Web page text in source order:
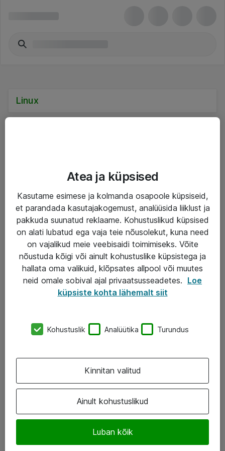
Linux
IT taristu
Haldusteenused
Garantii
Turva- ja nõrkvoolulahendused
AS ATEA
Atea kontaktid
Jälgi meid
LinkedIn
Atea ja küpsised
Kasutame esimese ja kolmanda osapoole küpsiseid,
et parandada kasutajakogemust, analüüsida liiklust ja
pakkuda suunatud reklaame. Kohustuslikud küpsised
on alati lubatud ega vaja teie nõusolekut, kuna need
on vajalikud meie veebisaidi toimimiseks. Võite
nõustuda kõigi või ainult kohustuslike küpsistega ja
hallata oma valikuid, klõpsates allpool või muutes
neid omale sobival ajal privaatsusseadetes. Loe
küpsiste kohta lähemalt siit
Kohustuslik Analüütika Turundus
Ainult kohustuslikud
Luban kõik
Kinnitan valitud